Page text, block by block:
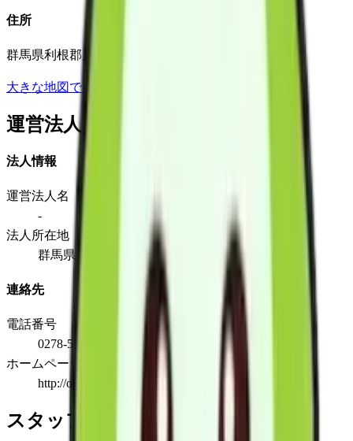
住所
群馬県利根郡片品村大字摺渕340番地
大きな地図で見る
運営法人
法人情報
運営法人名
-
法人所在地
群馬県利根郡片品村大字摺渕340番地
連絡先
電話番号
0278-58-4010
ホームページ
http://oukaenn.wix.com/ozetyoujukai
スタッフ情報